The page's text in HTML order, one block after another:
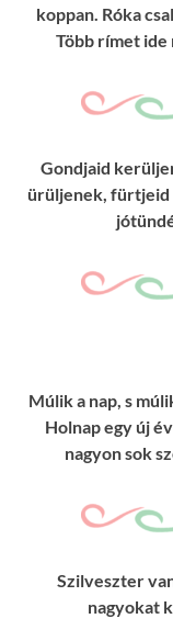
koppan. Róka
Több rímet ide
Gondjaid
ürüljenek, fürtjeid
Múlik a nap, s
Holnap egy új
nagyon sok
Szilveszter
nagyokat